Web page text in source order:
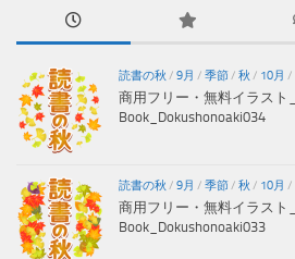
読書の秋 / 9月 / 季節/ 秋 / 10月 /
商用フリー・無料イラスト
Book_Dokushonoaki034
読書の秋 / 9月 / 季節/ 秋 / 10月 /
商用フリー・無料イラスト
Book_Dokushonoaki033